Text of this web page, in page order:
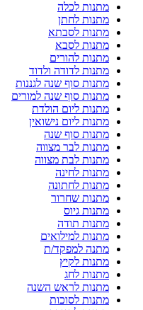
מתנות לכלה
מתנות לחתן
מתנות לסבתא
מתנות לסבא
מתנות להורים
מתנות לדודה ולדוד
מתנות סוף שנה לגננות
מתנות סוף שנה למורים
מתנות ליום הולדת
מתנות ליום נישואין
מתנות סוף שנה
מתנות לבר מצווה
מתנות לבת מצווה
מתנות לחינה
מתנות לחתונה
מתנות שחרור
מתנות גיוס
מתנות תודה
מתנות למילואים
מתנה למפקד/ת
מתנות לקיץ
מתנות לחג
מתנות לראש השנה
מתנות לסוכות